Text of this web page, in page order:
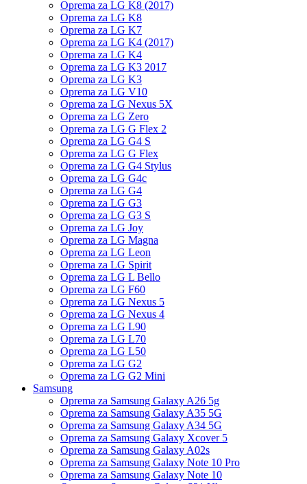
Oprema za LG K8 (2017)
Oprema za LG K8
Oprema za LG K7
Oprema za LG K4 (2017)
Oprema za LG K4
Oprema za LG K3 2017
Oprema za LG K3
Oprema za LG V10
Oprema za LG Nexus 5X
Oprema za LG Zero
Oprema za LG G Flex 2
Oprema za LG G4 S
Oprema za LG G Flex
Oprema za LG G4 Stylus
Oprema za LG G4c
Oprema za LG G4
Oprema za LG G3
Oprema za LG G3 S
Oprema za LG Joy
Oprema za LG Magna
Oprema za LG Leon
Oprema za LG Spirit
Oprema za LG L Bello
Oprema za LG F60
Oprema za LG Nexus 5
Oprema za LG Nexus 4
Oprema za LG L90
Oprema za LG L70
Oprema za LG L50
Oprema za LG G2
Oprema za LG G2 Mini
Samsung
Oprema za Samsung Galaxy A26 5g
Oprema za Samsung Galaxy A35 5G
Oprema za Samsung Galaxy A34 5G
Oprema za Samsung Galaxy Xcover 5
Oprema za Samsung Galaxy A02s
Oprema za Samsung Galaxy Note 10 Pro
Oprema za Samsung Galaxy Note 10